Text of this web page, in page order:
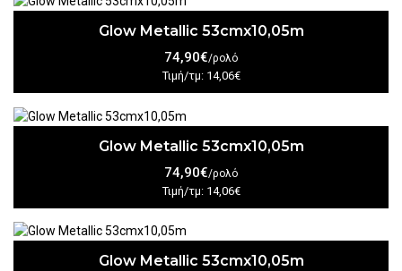
Glow Metallic 53cmx10,05m
74,90€/ρολό
Τιμή/τμ: 14,06€
Glow Metallic 53cmx10,05m
74,90€/ρολό
Τιμή/τμ: 14,06€
Glow Metallic 53cmx10,05m